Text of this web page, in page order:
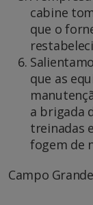
cabine
que o
que as
a brigada
treinadas
fogem de
Campo